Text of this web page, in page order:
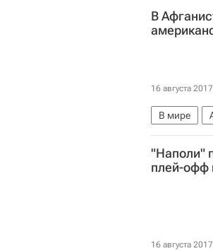
В
16 августа
В мире
"Наполи"
плей-офф
16 августа